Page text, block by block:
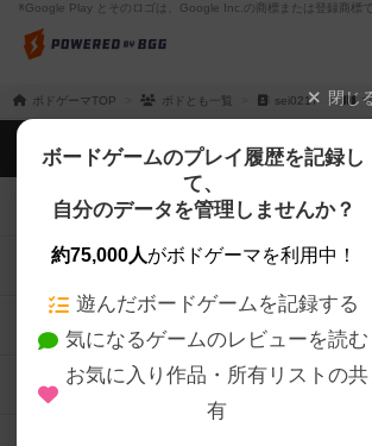
※Google Play とそのロゴは、Google Inc.の商標または登録商標で
ボドゲーマTOP ボドとも一覧 sei0217 マ
閉じ
ボードゲームのプレイ履歴を記録し
て、
自分のデータを管理しませんか？
約75,000人がボドゲーマを利用中！
遊んだボードゲームを記録する
気になるゲームのレビューを読む
お気に入り作品・所有リストの共
有
ボドゲーマTOP
ボードゲームを検索する
ボードゲームの新着レビュー
ボードゲーム会情報
メカニクス特集